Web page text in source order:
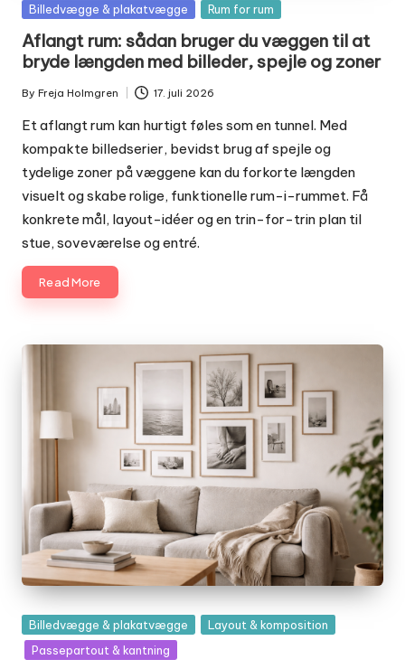
Posted
Billedvægge & plakatvægge Rum for rum
Aflangt rum: sådan bruger du væggen til at
bryde længden med billeder, spejle og zoner
Posted
by
By Freja Holmgren 17. juli 2026
Et aflangt rum kan hurtigt føles som en tunnel. Med
kompakte billedserier, bevidst brug af spejle og
tydelige zoner på væggene kan du forkorte længden
visuelt og skabe rolige, funktionelle rum-i-rummet. Få
konkrete mål, layout-idéer og en trin-for-trin plan til
stue, soveværelse og entré.
Read More
Posted
in
Billedvægge & plakatvægge
Layout & komposition
Passepartout & kantning